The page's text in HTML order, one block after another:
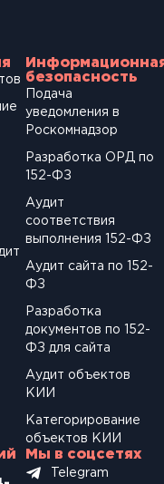
безопасность
Подача
уведомления в
Роскомнадзор
Разработка ОРД по
152-ФЗ
Аудит
соответствия
выполнения 152-ФЗ
Аудит сайта по 152-
ФЗ
Разработка
документов по 152-
ФЗ для сайта
Аудит объектов
КИИ
Категорирование
объектов КИИ
Мы в соцсетях
Telegram